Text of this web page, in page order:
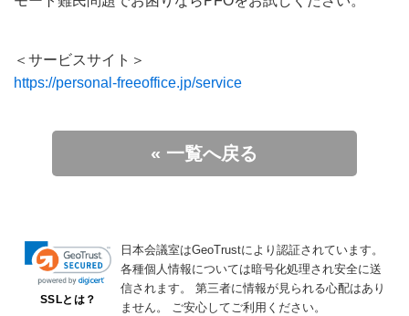
＜サービスサイト＞
https://personal-freeoffice.jp/service
« 一覧へ戻る
SSLとは？
日本会議室はGeoTrustにより認証されています。
各種個人情報については暗号化処理され安全に送
信されます。
第三者に情報が見られる心配はあり
ません。
ご安心してご利用ください。